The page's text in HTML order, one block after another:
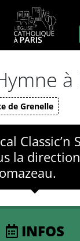
à
de Grenelle
Classic’n
la
INFOS
cookies